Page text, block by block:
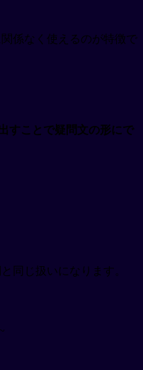
係なく使えるのが特徴で
すことで疑問文の形にで
同じ扱いになります。
~